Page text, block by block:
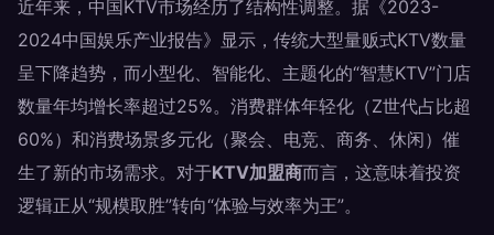
近年来，中国KTV市场经历了结构性调整。据《2023-
2024中国娱乐产业报告》显示，传统大型量贩式KTV数量
呈下降趋势，而小型化、智能化、主题化的“智慧KTV”门店
数量年均增长率超过25%。消费群体年轻化（Z世代占比超
60%）和消费场景多元化（聚会、电竞、商务、休闲）催
生了新的市场需求。对于KTV加盟商而言，这意味着投资
逻辑正从“规模取胜”转向“体验与效率为王”。